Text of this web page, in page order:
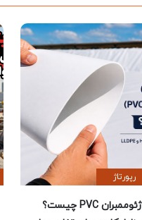
رپورتاژ
ژئوممبران PVC چیست؟